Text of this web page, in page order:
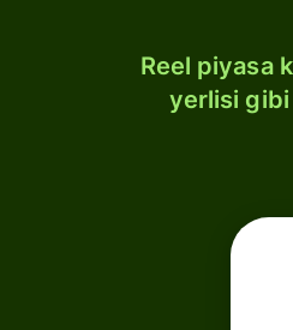
Reel piyasa
yerlisi gibi